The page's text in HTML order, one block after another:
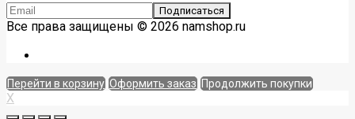
Все права защищены © 2026 namshop.ru
Перейти в корзину Оформить заказ Продолжить покупки
X